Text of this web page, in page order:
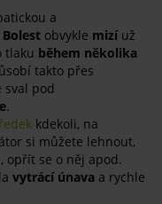
a
Bolest obvykle mizíuž
tlaku během několika
takto přes
sval pod
.
kdekoli, na
si můžete lehnout,
opřít se o něj apod.
vytrácí únava a rychle